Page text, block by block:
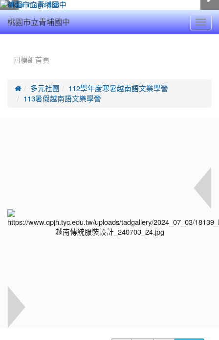
桃園市立青埔國中
回模組首頁
 多元社團
112學年度寒暑越南語文樂學營
113暑假越南語文樂學營